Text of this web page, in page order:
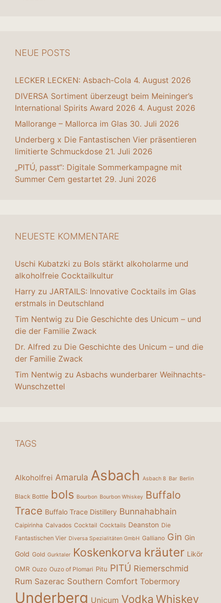
NEUE POSTS
LECKER LECKEN: Asbach-Cola 4. August 2026
DIVERSA Sortiment überzeugt beim Meininger’s
International Spirits Award 2026 4. August 2026
Mallorange – Mallorca im Glas 30. Juli 2026
Underberg x Die Fantastischen Vier präsentieren
limitierte Schmuckdose 21. Juli 2026
„PITÚ, passt“: Digitale Sommerkampagne mit
Summer Cem gestartet 29. Juni 2026
NEUESTE KOMMENTARE
Uschi Kubatzki zu Bols stärkt alkoholarme und
alkoholfreie Cocktailkultur
Harry zu JARTAILS: Innovative Cocktails im Glas
erstmals in Deutschland
Tim Nentwig zu Die Geschichte des Unicum – und
die der Familie Zwack
Dr. Alfred zu Die Geschichte des Unicum – und die
der Familie Zwack
Tim Nentwig zu Asbachs wunderbarer Weihnachts-
Wunschzettel
TAGS
Alkoholfrei Amarula Asbach Asbach 8 Bar Berlin
Black Bottle bols Bourbon Bourbon Whiskey Buffalo
Trace Buffalo Trace Distillery Bunnahabhain
Caipirinha Calvados Cocktail Cocktails Deanston Die
Fantastischen Vier Diversa Spezialitäten GmbH Galliano Gin Gin
Gold Gold Gurktaler Koskenkorva kräuter Likör
OMR Ouzo Ouzo of Plomari Pitu PITÚ Riemerschmid
Rum Sazerac Southern Comfort Tobermory
Underberg Unicum Vodka Whiskey